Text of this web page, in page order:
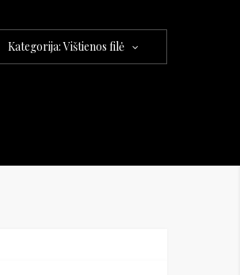
Kategorija: Vištienos filė